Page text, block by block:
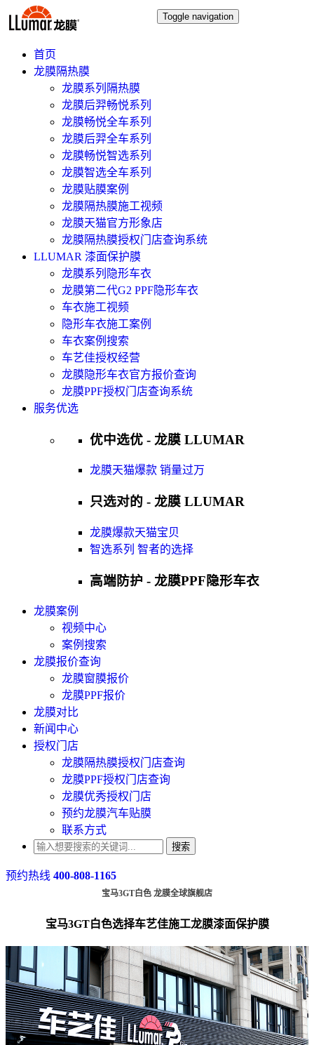
Toggle navigation
首页
龙膜隔热膜
龙膜系列隔热膜
龙膜后羿畅悦系列
龙膜畅悦全车系列
龙膜后羿全车系列
龙膜畅悦智选系列
龙膜智选全车系列
龙膜贴膜案例
龙膜隔热膜施工视频
龙膜天猫官方形象店
龙膜隔热膜授权门店查询系统
LLUMAR 漆面保护膜
龙膜系列隐形车衣
龙膜第二代G2 PPF隐形车衣
车衣施工视频
隐形车衣施工案例
车衣案例搜索
车艺佳授权经营
龙膜隐形车衣官方报价查询
龙膜PPF授权门店查询系统
服务优选
优中选优 - 龙膜 LLUMAR
龙膜天猫爆款 销量过万
只选对的 - 龙膜 LLUMAR
龙膜爆款天猫宝贝
智选系列 智者的选择
高端防护 - 龙膜PPF隐形车衣
龙膜案例
视频中心
案例搜索
龙膜报价查询
龙膜窗膜报价
龙膜PPF报价
龙膜对比
新闻中心
授权门店
龙膜隔热膜授权门店查询
龙膜PPF授权门店查询
龙膜优秀授权门店
预约龙膜汽车贴膜
联系方式
搜索
预约热线 400-808-1165
宝马3GT白色 龙膜全球旗舰店
宝马3GT白色选择车艺佳施工龙膜漆面保护膜